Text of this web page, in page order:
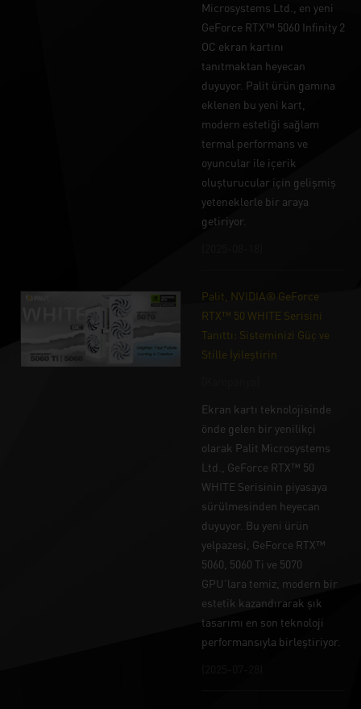
Microsystems Ltd., en yeni
GeForce RTX™ 5060 Infinity 2
OC ekran kartını
tanıtmaktan heyecan
duyuyor. Palit ürün gamına
eklenen bu yeni kart,
modern estetiği sağlam
termal performans ve
oyuncular ile içerik
oluşturucular için gelişmiş
yeteneklerle bir araya
getiriyor.
Palit, NVIDIA® GeForce
RTX™ 50 WHITE Serisini
Tanıttı: Sisteminizi Güç ve
Stille İyileştirin
Ekran kartı teknolojisinde
önde gelen bir yenilikçi
olarak Palit Microsystems
Ltd., GeForce RTX™ 50
WHITE Serisinin piyasaya
sürülmesinden heyecan
duyuyor. Bu yeni ürün
yelpazesi, GeForce RTX™
5060, 5060 Ti ve 5070
GPU'lara temiz, modern bir
estetik kazandırarak şık
tasarımı en son teknoloji
performansıyla birleştiriyor.